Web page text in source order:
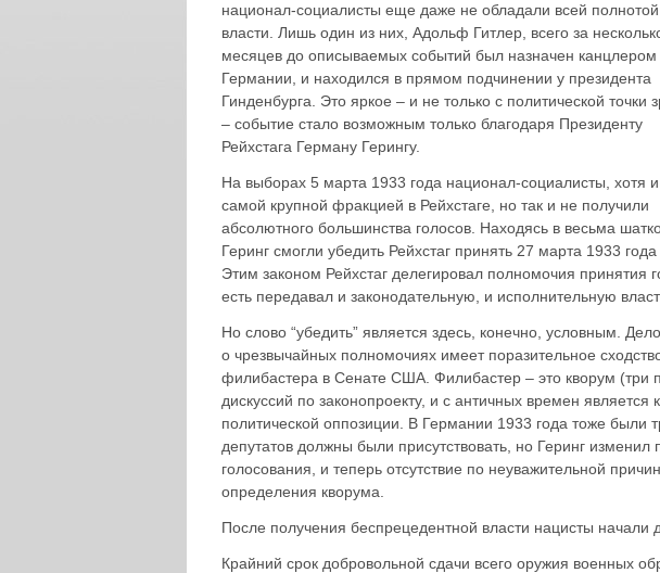
национал-социалисты еще даже не обладали всей полнотой
власти. Лишь один из них, Адольф Гитлер, всего за
месяцев до описываемых событий был назначен канцлером
Германии, и находился в прямом подчинении у президента
Гинденбурга. Это яркое – и не только с политической точки
– событие стало возможным только благодаря Президенту
Рейхстага Герману Герингу.
На выборах 5 марта 1933 года национал-социалисты, хотя и
самой крупной фракцией в Рейхстаге, но так и не получили
абсолютного большинства голосов. Находясь в весьма
Геринг смогли убедить Рейхстаг принять 27 марта 1933
Этим законом Рейхстаг делегировал полномочия принятия
есть передавал и законодательную, и исполнительную
Но слово “убедить” является здесь, конечно, условным.
о чрезвычайных полномочиях имеет поразительное
филибастера в Сенате США. Филибастер – это кворум (три
дискуссий по законопроекту, и с античных времен
политической оппозиции. В Германии 1933 года тоже были
депутатов должны были присутствовать, но Геринг
голосования, и теперь отсутствие по неуважительной
определения кворума.
После получения беспрецедентной власти нацисты начали
Крайний срок добровольной сдачи всего оружия военных